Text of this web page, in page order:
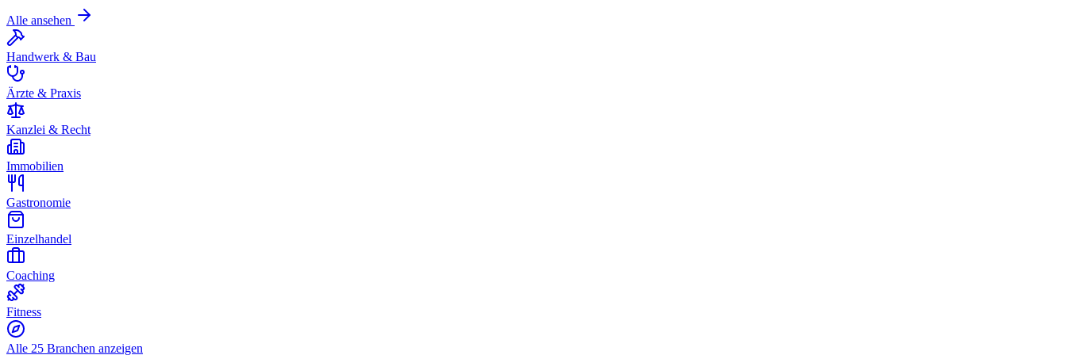
Alle ansehen
Handwerk & Bau
Ärzte & Praxis
Kanzlei & Recht
Immobilien
Gastronomie
Einzelhandel
Coaching
Fitness
Alle 25 Branchen anzeigen